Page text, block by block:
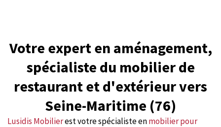
Votre expert en aménagement,
spécialiste du mobilier de
restaurant et d'extérieur vers
Seine-Maritime (76)
Lusidis Mobilierest votre spécialiste enmobilier pour